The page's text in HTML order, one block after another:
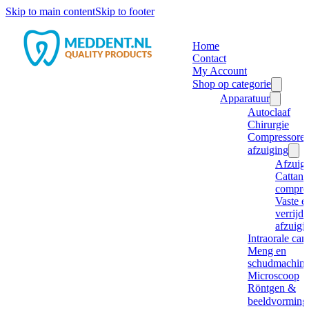
Skip to main contentSkip to footer
Home
Contact
My Account
Shop op categorie
Apparatuur
Autoclaaf
Chirurgie
afzuiging
Cattani
Vaste
Intraorale
Meng en
Microscoop
Röntgen &
beeldvorming